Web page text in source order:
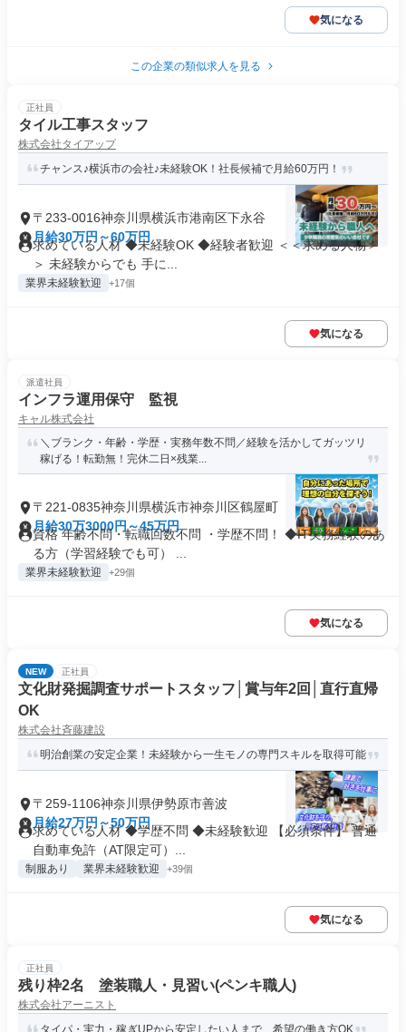
気になる
この企業の類似求人を見る
正社員
タイル工事スタッフ
株式会社タイアップ
チャンス♪横浜市の会社♪未経験OK！社長候補で月給60万円！
〒233-0016神奈川県横浜市港南区下永谷
月給30万円～60万円
求めている人材 ◆未経験OK ◆経験者歓迎 ＜＜求める人物＞
＞ 未経験からでも 手に...
業界未経験歓迎 +17個
気になる
派遣社員
インフラ運用保守 監視
キャル株式会社
＼ブランク・年齢・学歴・実務年数不問／経験を活かしてガッツリ
稼げる！転勤無！完休二日×残業...
〒221-0835神奈川県横浜市神奈川区鶴屋町
月給30万3000円～45万円
資格 年齢不問・転職回数不問 ・学歴不問！ ◆IT実務経験のあ
る方（学習経験でも可） ...
業界未経験歓迎 +29個
気になる
NEW 正社員
文化財発掘調査サポートスタッフ│賞与年2回│直行直帰
OK
株式会社斉藤建設
明治創業の安定企業！未経験から一生モノの専門スキルを取得可能
〒259-1106神奈川県伊勢原市善波
月給27万円～50万円
求めている人材 ◆学歴不問 ◆未経験歓迎 【必須条件】 普通
自動車免許（AT限定可）...
制服あり 業界未経験歓迎 +39個
気になる
正社員
残り枠2名 塗装職人・見習い(ペンキ職人)
株式会社アーニスト
タイパ・実力・稼ぎUPから安定したい人まで 希望の働き方OK